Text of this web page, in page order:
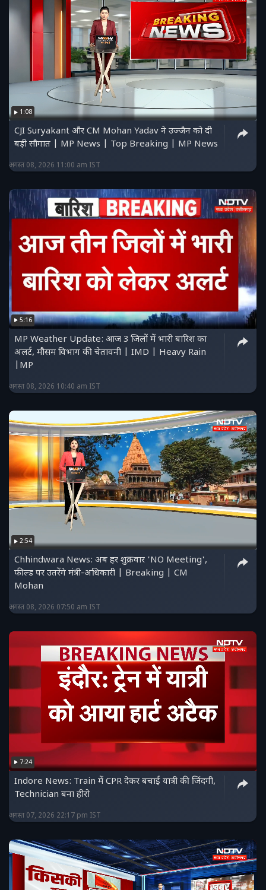
#MotherDaughterTragedy
1:08
CJI Suryakant और CM Mohan Yadav ने उज्जैन को दी
बड़ी सौगात | MP News | Top Breaking | MP News
अगस्त 08, 2026 11:00 am IST
5:16
MP Weather Update: आज 3 जिलों में भारी बारिश का
अलर्ट, मौसम विभाग की चेतावनी | IMD | Heavy Rain
|MP
अगस्त 08, 2026 10:40 am IST
2:54
Chhindwara News: अब हर शुक्रवार 'NO Meeting',
फील्ड पर उतरेंगे मंत्री-अधिकारी | Breaking | CM
Mohan
अगस्त 08, 2026 07:50 am IST
7:24
Indore News: Train में CPR देकर बचाई यात्री की जिंदगी,
Technician बना हीरो
अगस्त 07, 2026 22:17 pm IST